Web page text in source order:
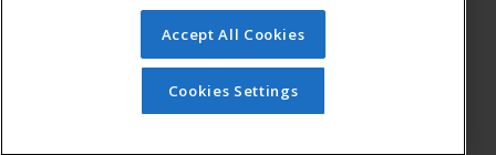
© 2026 ed2go, a division of Cengage Learning. All rights
reserved. The material on this site cannot be reproduced or
redistributed unless you have obtained prior written
permission from Cengage Learning.Privacy Policy
Accept All Cookies
Cookies Settings